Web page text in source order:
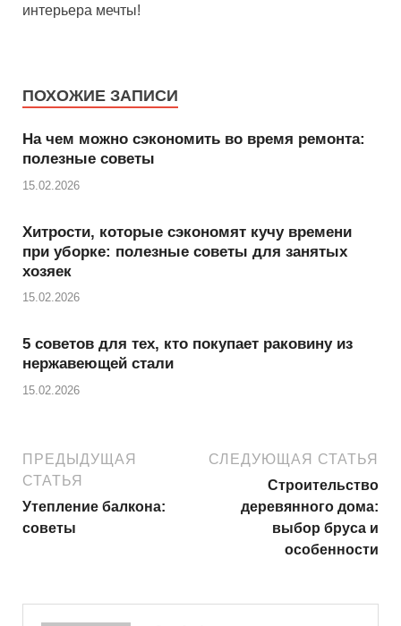
интерьера мечты!
ПОХОЖИЕ ЗАПИСИ
На чем можно сэкономить во время ремонта:
полезные советы
15.02.2026
Хитрости, которые сэкономят кучу времени
при уборке: полезные советы для занятых
хозяек
15.02.2026
5 советов для тех, кто покупает раковину из
нержавеющей стали
15.02.2026
ПРЕДЫДУЩАЯ
СТАТЬЯ
Утепление балкона:
советы
СЛЕДУЮЩАЯ СТАТЬЯ
Строительство
деревянного дома:
выбор бруса и
особенности